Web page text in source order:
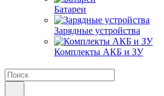
Батареи
Зарядные устройства
Комплекты АКБ и ЗУ